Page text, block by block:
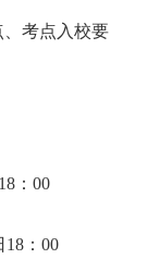
考点入校要
：00
：00